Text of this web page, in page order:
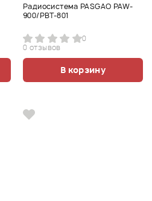
Радиосистема PASGAO PAW-
900/PBT-801
0
0 отзывов
В корзину